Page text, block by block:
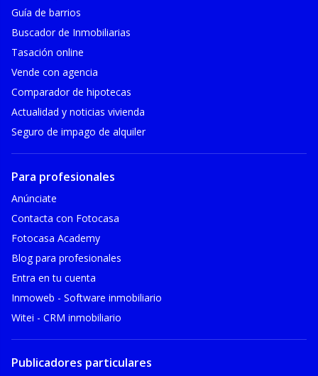
Guía de barrios
Buscador de Inmobiliarias
Tasación online
Vende con agencia
Comparador de hipotecas
Actualidad y noticias vivienda
Seguro de impago de alquiler
Para profesionales
Anúnciate
Contacta con Fotocasa
Fotocasa Academy
Blog para profesionales
Entra en tu cuenta
Inmoweb - Software inmobiliario
Witei - CRM inmobiliario
Publicadores particulares